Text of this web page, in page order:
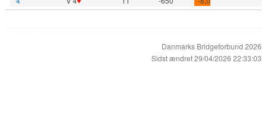
Danmarks Bridgeforbund 2026
Sidst ændret 29/04/2026 22:33:03